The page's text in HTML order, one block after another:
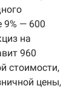
9% — 600
на
960
стоимости,
цены,